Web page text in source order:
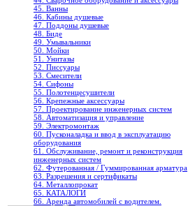
45. Ванны
46. Кабины душевые
47. Поддоны душевые
48. Биде
49. Умывальники
50. Мойки
51. Унитазы
52. Писсуары
53. Смесители
54. Сифоны
55. Полотенцесушители
56. Крепежные аксессуары
57. Проектирование инженерных систем
58. Автоматизация и управление
59. Электромонтаж
60. Пусконаладка и ввод в эксплуатацию
оборудования
61. Обслуживание, ремонт и реконструкция
инженерных систем
62. Футерованная / Гуммированная арматура
63. Разрешения и сертификаты
64. Металлопрокат
65. КАТАЛОГИ
66. Аренда автомобилей с водителем.